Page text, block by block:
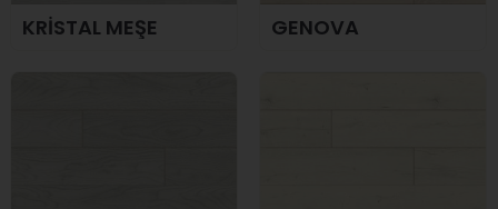
KRİSTAL MEŞE GENOVA